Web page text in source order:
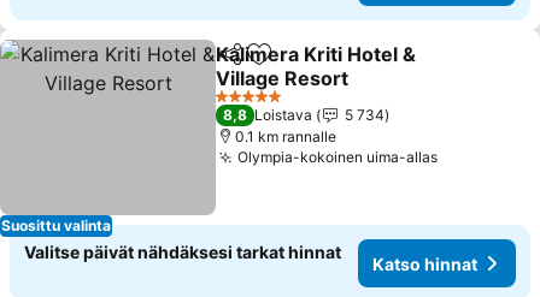
Suosittu valinta
Jaa Lisää suosikkeihin
Kalimera Kriti Hotel &
Village Resort
5 Tähtiluokitus
8,8 Loistava
5 734
0.1 km rannalle
Olympia-kokoinen uima-allas
Valitse päivät nähdäksesi tarkat hinnat
Katso hinnat